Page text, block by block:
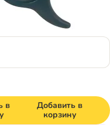
в
Добавить в
корзину